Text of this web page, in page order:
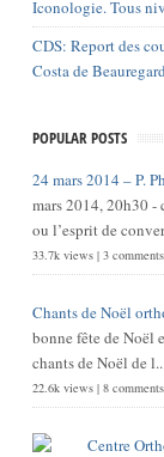
Iconologie. Tous
CDS: Report des
Costa de
POPULAR POSTS
24 mars 2014 – P.
mars 2014, 20h30 -
ou l’esprit de
33.7k views| 3 comments
Chants de Noël
bonne fête de Noël
chants de Noël de
22.6k views| 8 comments
Centre